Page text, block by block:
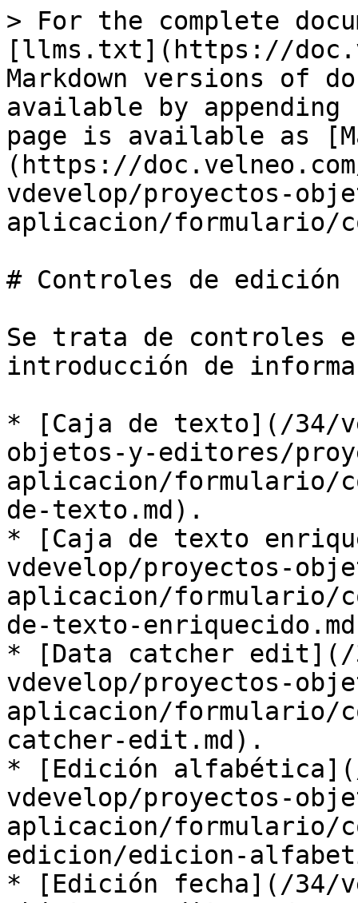
> For the complete
[llms.txt](https://
Markdown versions of
available by
page is available as
(https://
vdevelop/proyectos-
aplicacion/formulario/
# Controles de edición
Se trata de controles
introducción de
* [Caja de texto](/34/
objetos-y-editores/
aplicacion/formulario/
de-texto.md).
* [Caja de texto
vdevelop/proyectos-
aplicacion/formulario/
de-texto-
* [Data catcher edit](/
vdevelop/proyectos-
aplicacion/formulario/
catcher-edit.md).
* [Edición
vdevelop/proyectos-
aplicacion/formulario/
edicion/edicion-
* [Edición fecha](/34/